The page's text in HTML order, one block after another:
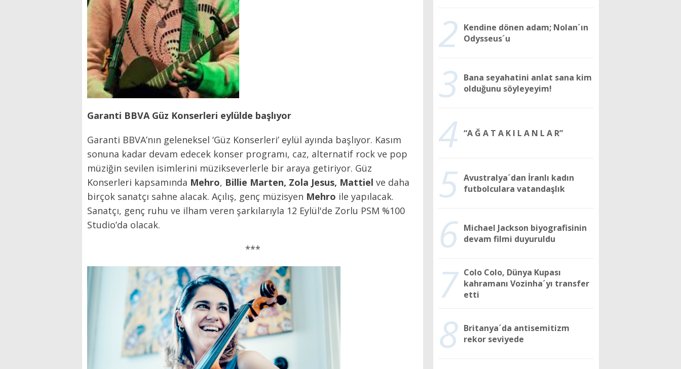
Garanti BBVA Güz Konserleri eylülde başlıyor
Garanti BBVA’nın geleneksel ‘Güz Konserleri’ eylül ayında başlıyor. Kasım
sonuna kadar devam edecek konser programı, caz, alternatif rock ve pop
müziğin sevilen isimlerini müzikseverlerle bir araya getiriyor. Güz
Konserleri kapsamında Mehro, Billie Marten, Zola Jesus, Mattiel ve daha
birçok sanatçı sahne alacak. Açılış, genç müzisyen Mehro ile yapılacak.
Sanatçı, genç ruhu ve ilham veren şarkılarıyla 12 Eylül'de Zorlu PSM %100
Studio’da olacak.
***
2 Kendine dönen adam; Nolan´ın
Odysseus´u
3 Bana seyahatini anlat sana kim
olduğunu söyleyeyim!
4 “A Ğ A T A K I L A N L A R”
5 Avustralya´dan İranlı kadın
futbolculara vatandaşlık
6 Michael Jackson biyografisinin
devam filmi duyuruldu
7 Colo Colo, Dünya Kupası
kahramanı Vozinha´yı transfer
etti
8 Britanya´da antisemitizm
rekor seviyede